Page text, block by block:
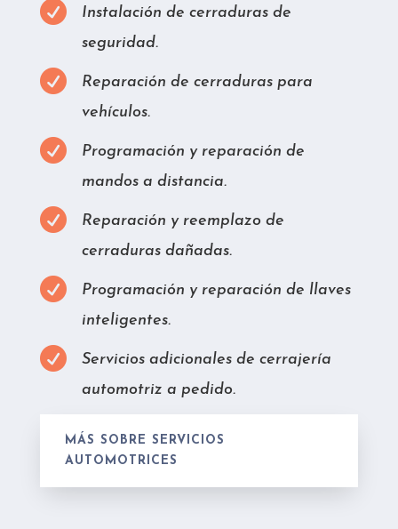

Instalación de cerraduras de
seguridad.

Reparación de cerraduras para
vehículos.

Programación y reparación de
mandos a distancia.

Reparación y reemplazo de
cerraduras dañadas.

Programación y reparación de llaves
inteligentes.

Servicios adicionales de cerrajería
automotriz a pedido.
MÁS SOBRE SERVICIOS
AUTOMOTRICES